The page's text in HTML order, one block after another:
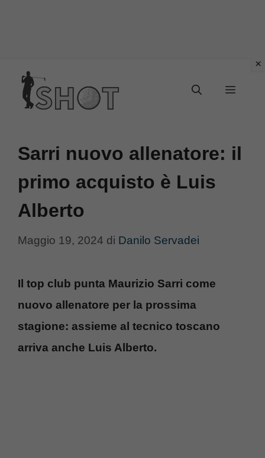
contenuto
Menu
Sarri nuovo allenatore: il
primo acquisto è Luis
Alberto
Maggio 19, 2024 di Danilo Servadei
Il top club punta Maurizio Sarri come
nuovo allenatore per la prossima
stagione: assieme al tecnico toscano
arriva anche Luis Alberto.